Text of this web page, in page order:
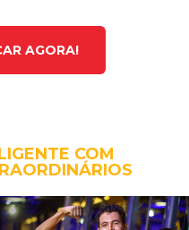
AGORA!
COM